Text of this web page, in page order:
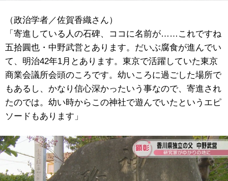
（政治学者／佐賀香織さん）
「寄進している人の石碑、ココに名前が……これですね
五拾圓也・中野武営とあります。だいぶ腐食が進んでい
て、明治42年1月とあります。東京で活躍していた東京
商業会議所会頭のころです。幼いころに過ごした場所で
もあるし、かなり信心深かったいう事なので、寄進され
たのでは。幼い時からこの神社で遊んでいたというエピ
ソードもあります」